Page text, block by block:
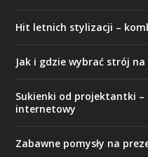
Hit letnich stylizacji –
Jak i gdzie wybrać strój na
Sukienki od projektantki –
internetowy
Zabawne pomysły na